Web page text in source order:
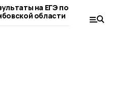
на ЕГЭ показали
области